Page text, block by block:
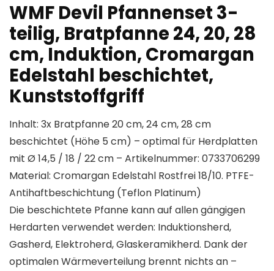
WMF Devil Pfannenset 3-
teilig, Bratpfanne 24, 20, 28
cm, Induktion, Cromargan
Edelstahl beschichtet,
Kunststoffgriff
Inhalt: 3x Bratpfanne 20 cm, 24 cm, 28 cm
beschichtet (Höhe 5 cm) – optimal für Herdplatten
mit Ø 14,5 / 18 / 22 cm – Artikelnummer: 0733706299
Material: Cromargan Edelstahl Rostfrei 18/10. PTFE-
Antihaftbeschichtung (Teflon Platinum)
Die beschichtete Pfanne kann auf allen gängigen
Herdarten verwendet werden: Induktionsherd,
Gasherd, Elektroherd, Glaskeramikherd. Dank der
optimalen Wärmeverteilung brennt nichts an –